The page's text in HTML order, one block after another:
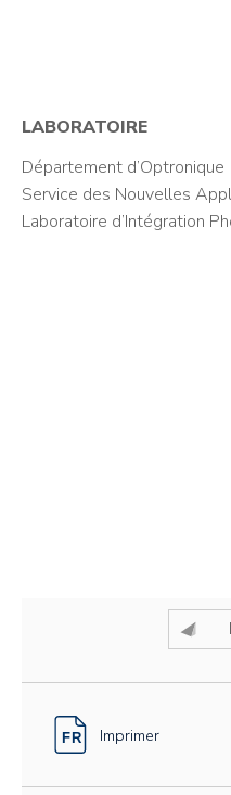
LABORATOIRE
Département d’Optronique
Service des Nouvelles
Laboratoire d’Intégration
Imprimer